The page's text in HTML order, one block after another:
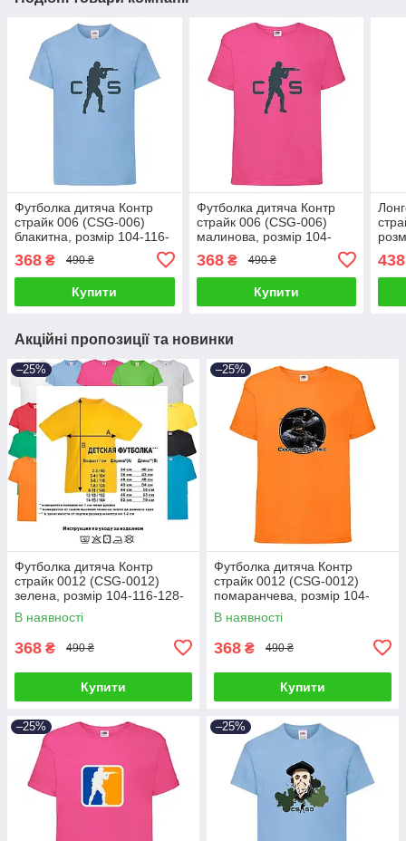
Футболка дитяча Контр
страйк 006 (CSG-006)
блакитна, розмір 104-116-
368 ₴ 490 ₴
Купити
Футболка дитяча Контр
страйк 006 (CSG-006)
малинова, розмір 104-
368₴ 490 ₴
Купити
438
Акційні пропозиції та новинки
–25%
Футболка дитяча Контр
страйк 0012 (CSG-0012)
зелена, розмір 104-116-128-
140-152-164
В наявності
368 ₴ 490 ₴
Купити
–25%
Футболка дитяча Контр
страйк 0012 (CSG-0012)
помаранчева, розмір 104-
116-128-140-152-164
В наявності
368 ₴ 490 ₴
Купити
–25% –25%